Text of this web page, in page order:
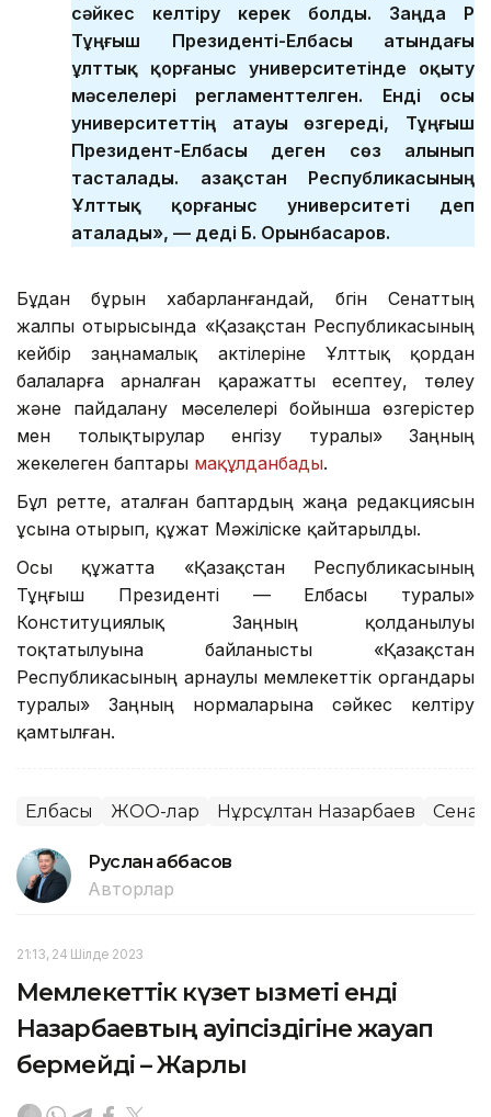
сәйкес келтіру керек болды. Заңда ҚР
Тұңғыш Президенті-Елбасы атындағы
ұлттық қорғаныс университетінде оқыту
мәселелері регламенттелген. Енді осы
университеттің атауы өзгереді, Тұңғыш
Президент-Елбасы деген сөз алынып
тасталады. Қазақстан Республикасының
Ұлттық қорғаныс университеті деп
аталады», — деді Б. Орынбасаров.
Бұдан бұрын хабарланғандай, бүгін Сенаттың
жалпы отырысында «Қазақстан Республикасының
кейбір заңнамалық актілеріне Ұлттық қордан
балаларға арналған қаражатты есептеу, төлеу
және пайдалану мәселелері бойынша өзгерістер
мен толықтырулар енгізу туралы» Заңның
жекелеген баптары мақұлданбады.
Бұл ретте, аталған баптардың жаңа редакциясын
ұсына отырып, құжат Мәжіліске қайтарылды.
Осы құжатта «Қазақстан Республикасының
Тұңғыш Президенті — Елбасы туралы»
Конституциялық Заңның қолданылуы
тоқтатылуына байланысты «Қазақстан
Республикасының арнаулы мемлекеттік органдары
туралы» Заңның нормаларына сәйкес келтіру
қамтылған.
Елбасы ЖОО-лар Нұрсұлтан Назарбаев Сенат
Руслан Ғаббасов
Авторлар
21:13, 24 Шілде 2023
Мемлекеттік күзет қызметі енді
Назарбаевтың қауіпсіздігіне жауап
бермейді – Жарлық